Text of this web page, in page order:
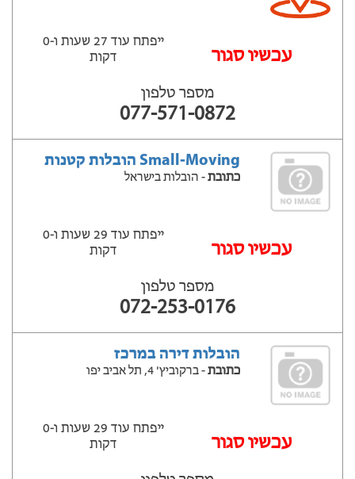
עכשיו סגור
ייפתח עוד 27 שעות ‫ו-0
דקות
מספר טלפון
077-571-0872
Small-Moving הובלות קטנות
כתובת- הובלות בישראל
עכשיו סגור
ייפתח עוד 29 שעות ‫ו-0
דקות
מספר טלפון
072-253-0176
הובלות דירה במרכז
כתובת- ברקוביץ' 4, תל אביב יפו
עכשיו סגור
ייפתח עוד 29 שעות ‫ו-0
דקות